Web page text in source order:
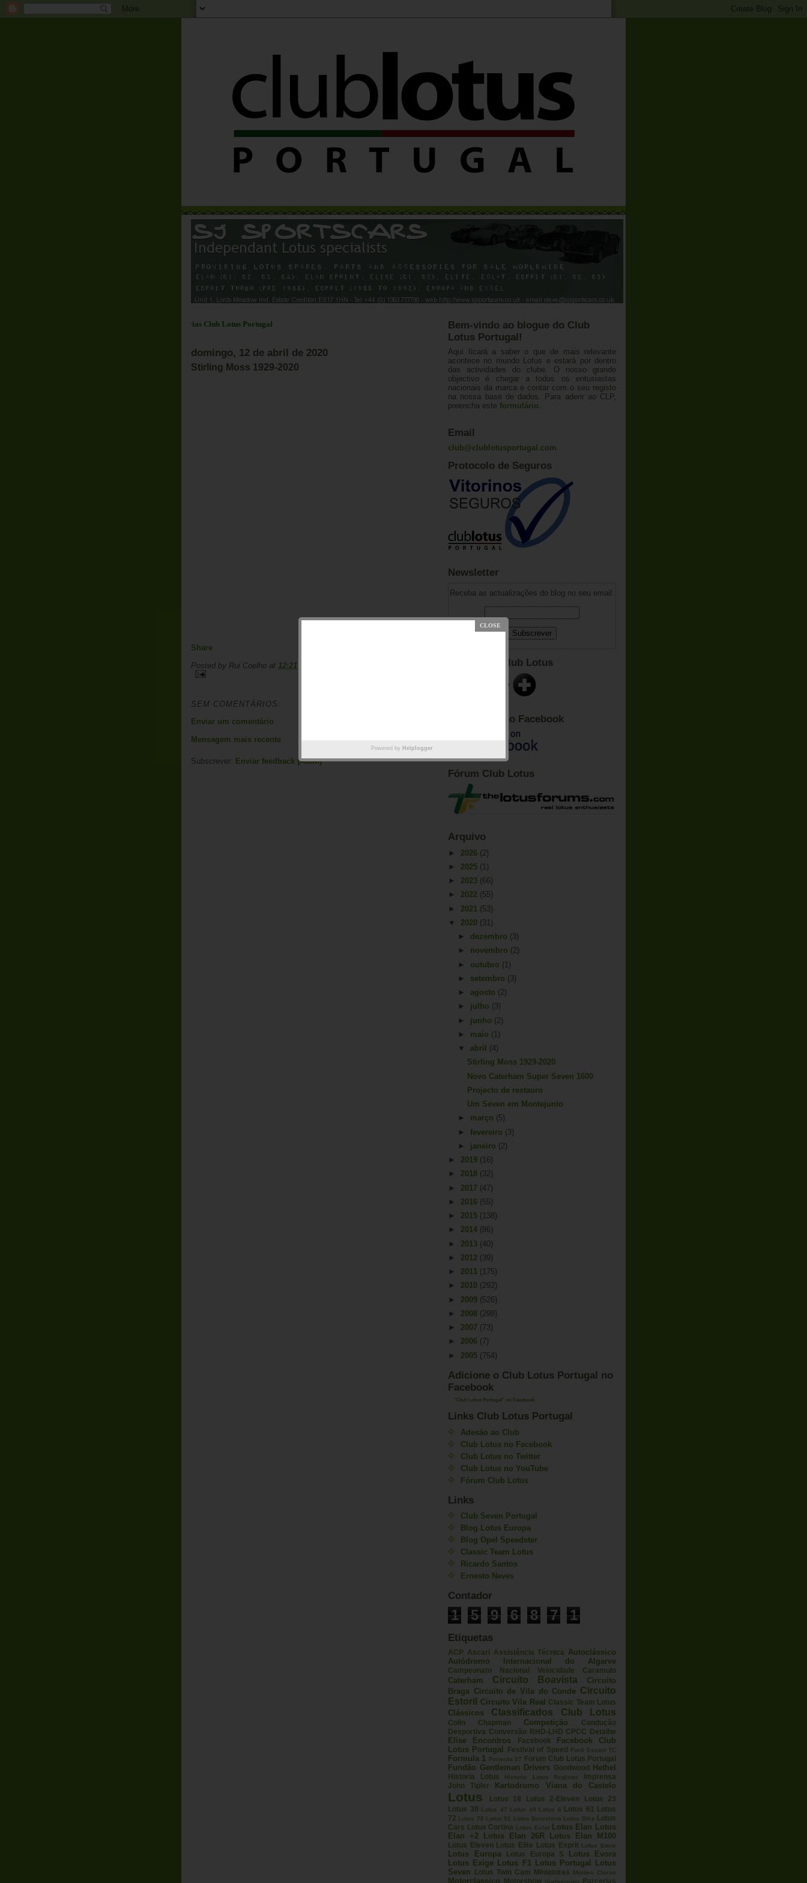
Parcerias Club Lotus Portugal
domingo, 12 de abril de 2020
Stirling Moss 1929-2020
Share
Posted by Rui Coelho at 12:21
SEM COMENTÁRIOS:
Enviar um comentário
Mensagem mais recente
Subscrever: Enviar feedback (Atom)
Bem-vindo ao blogue do Club
Lotus Portugal!
Aqui ficará a saber o que de mais relevante
acontece no mundo Lotus e estará por dentro
das actividades do clube. O nosso grande
objectivo é chegar a todos os entusiastas
nacionais da marca e contar com o seu registo
na nossa base de dados. Para aderir ao CLP,
preencha este formulário.
Email
club@clublotusportugal.com
Powered by Helplogger
Protocolo de Seguros
Newsletter
Receba as actualizações do blog no seu email:
Adesão ao Club Lotus
Club Lotus no Facebook
Fórum Club Lotus
Arquivo
► 2026 (2)
► 2025 (1)
► 2023 (66)
► 2022 (55)
► 2021 (53)
▼2020(31)
► dezembro (3)
► novembro(2)
► outubro(1)
► setembro
► agosto(2)
► julho (3)
► junho(2)
► maio(1)
▼abril(4)
Stirling Moss 1929-2020
Novo Caterham Super Seven 1600
Projecto de restauro
Um Seven em Montejunto
► março(5)
► fevereiro(3)
►janeiro
► 2019 (16)
► 2018 (32)
► 2017 (47)
► 2016 (55)
► 2015 (138)
► 2014 (86)
► 2013 (40)
► 2012 (39)
► 2011 (175)
► 2010 (292)
► 2009 (526)
► 2008 (298)
► 2007 (73)
► 2006 (7)
►2005(754)
Adicione o Club Lotus Portugal no
Facebook
Links Club Lotus Portugal
Adesão ao Club
Club Lotus no Facebook
Club Lotus no Twitter
Fórum Club Lotus
Links
Club Seven Portugal
Blog Lotus Europa
Blog Opel Speedster
Classic Team Lotus
Ricardo Santos
Ernesto Neves
Contador
1 5 9
Etiquetas
ACP Ascari Assistência Técnica Autoclássico
Autódromo Internacional do Algarve
Campeonato Nacional Velocidade Caramulo
Caterham Circuito Boavista
Circuito
Braga Circuito de Vila do Conde Circuito
Estoril Circuito Vila Real Classic Team Lotus
Clássicos Classificados Club Lotus
Colin Chapman Competição
Condução
Desportiva
Conversão RHD-LHD CPCC Detalhe
Elise Encontros Facebook
Facebook Club
Lotus Portugal
Festival of Speed Ford Escort TC
Formula 1 Formula 27 Forum Club Lotus Portugal
Fundão Gentleman Drivers
Historia Lotus Historic Lotus Register
Imprensa
John Tipler
Kartodromo Viana do Castelo
Lotus Lotus 18 Lotus 2-Eleven Lotus 23
Lotus 30
Lotus 47 Lotus 49 Lotus 6 Lotus 61
Lotus
72 Lotus 78 Lotus 91 Lotus Barcelona Lotus Bike
Lotus
Cars Lotus Cortina Lotus Eclat Lotus Elan
Lotus
Elan +2
Lotus Elan 26R Lotus Elan M100
Lotus Eleven Lotus Elite Lotus Esprit Lotus Etere
Lotus Europa Lotus Europa S Lotus Evora